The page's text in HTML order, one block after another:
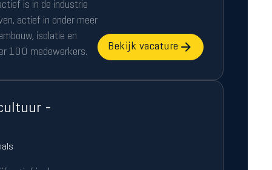
is in de industrie
actief in onder meer
isolatie en
100 medewerkers.
Bekijk vacature
cultuur -